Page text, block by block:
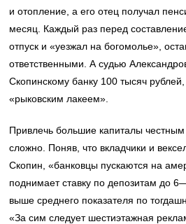
и отопление, а его отец получал
месяц. Каждый раз перед
отпуск и «уезжал на богомолье»,
ответственными. А судью
Скопинскому банку 100 тысяч
«рыковским лакеем».
Привлечь большие капиталы
сложно. Поняв, что вкладчики и
Скопин, «банковцы пускаются на
поднимает ставку по депозитам до
выше среднего показателя по
«За сим следует шестиэтажная